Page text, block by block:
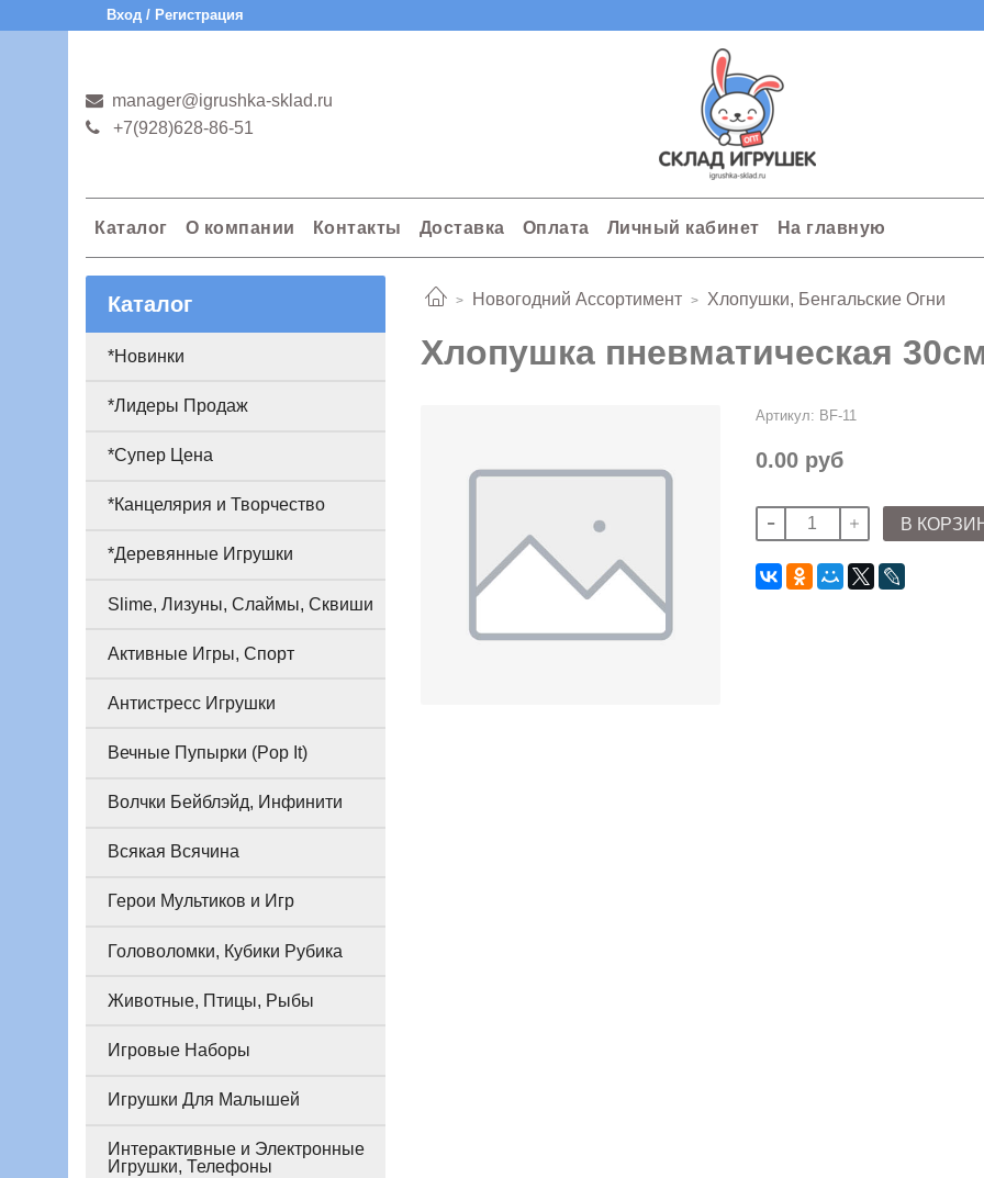
Вход / Регистрация
manager@igrushka-sklad.ru
+7(928)628-86-51
Каталог О компании Контакты Доставка Оплата Личный кабинет На главную
Новогодний Ассортимент Хлопушки, Бенгальские Огни
Хлопушка пневматическая
Артикул: BF-11
0.00 руб
В
Каталог
*Новинки
*Лидеры Продаж
*Супер Цена
*Канцелярия и Творчество
*Деревянные Игрушки
Slime, Лизуны, Слаймы, Сквиши
Активные Игры, Спорт
Антистресс Игрушки
Вечные Пупырки (Pop It)
Волчки Бейблэйд, Инфинити
Всякая Всячина
Герои Мультиков и Игр
Головоломки, Кубики Рубика
Животные, Птицы, Рыбы
Игровые Наборы
Игрушки Для Малышей
Интерактивные и Электронные
Игрушки, Телефоны